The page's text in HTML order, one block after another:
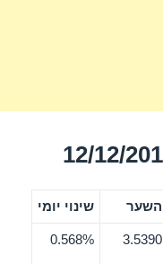
השער שינוי יומי
3.5390
0.568%